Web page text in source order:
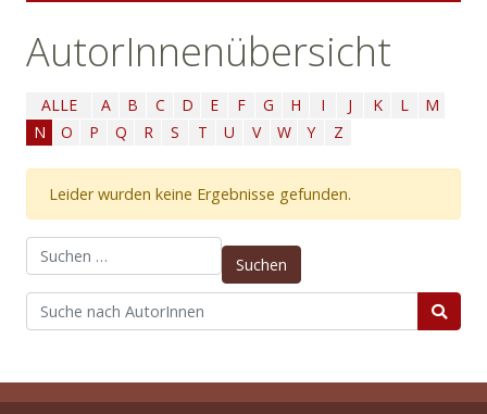
AutorInnenübersicht
ALLE A B C D E F G H I J K L
M
N
O P Q R S T U V W Y Z
Leider wurden keine Ergebnisse gefunden.
Suchen nach: